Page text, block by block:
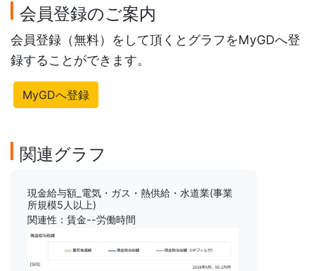
会員登録のご案内
会員登録（無料）をして頂くとグラフをMyGDへ登
録することができます。
MyGDへ登録
関連グラフ
現金給与額_電気・ガス・熱供給・水道業(事業
所規模5人以上)
関連性：賃金--労働時間